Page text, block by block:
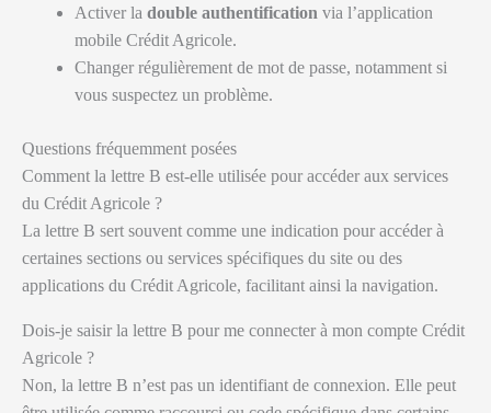
Activer la double authentification via l’application
mobile Crédit Agricole.
Changer régulièrement de mot de passe, notamment si
vous suspectez un problème.
Questions fréquemment posées
Comment la lettre B est-elle utilisée pour accéder aux services
du Crédit Agricole ?
La lettre B sert souvent comme une indication pour accéder à
certaines sections ou services spécifiques du site ou des
applications du Crédit Agricole, facilitant ainsi la navigation.
Dois-je saisir la lettre B pour me connecter à mon compte Crédit
Agricole ?
Non, la lettre B n’est pas un identifiant de connexion. Elle peut